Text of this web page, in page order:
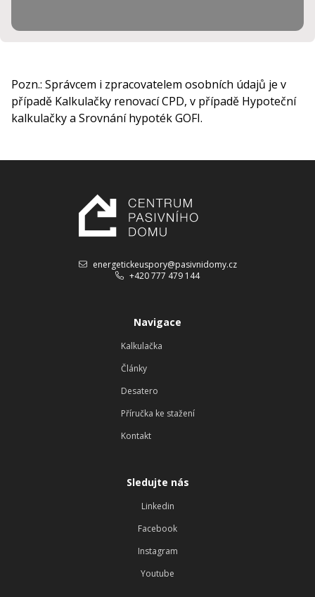
Pozn.: Správcem i zpracovatelem osobních údajů je v
případě Kalkulačky renovací CPD, v případě Hypoteční
kalkulačky a Srovnání hypoték GOFI.
energetickeuspory@pasivnidomy.cz
+420 777 479 144
Navigace
Kalkulačka
Články
Desatero
Příručka ke stažení
Kontakt
Sledujte nás
Linkedin
Facebook
Instagram
Youtube